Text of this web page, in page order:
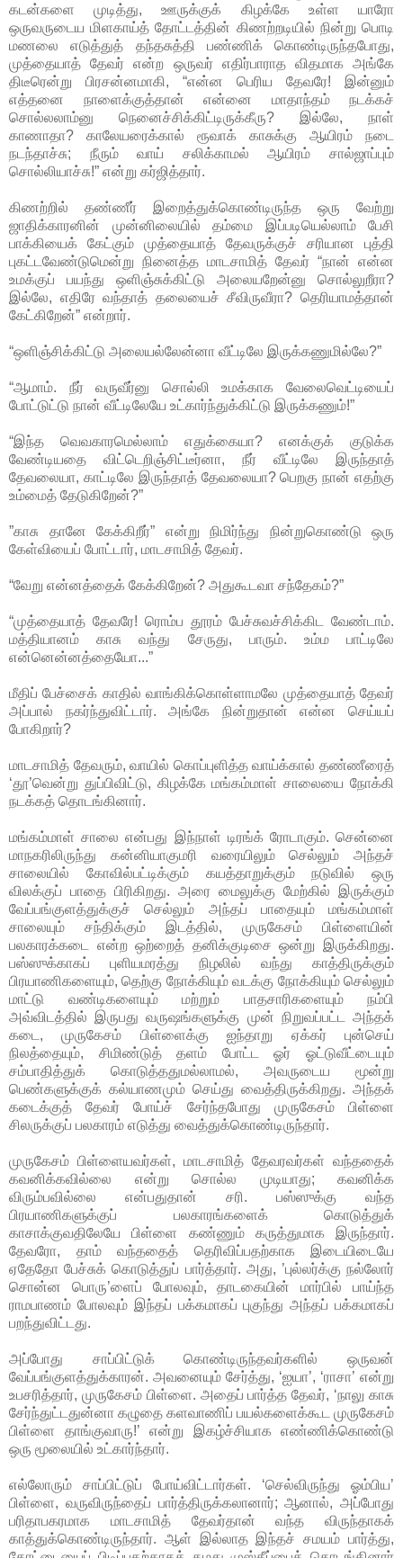
கடன்களை முடித்து, ஊருக்குக் கிழக்கே உள்ள யாரோ
ஒருவருடைய மிளகாய்த் தோட்டத்தின் கிணற்றடியில் நின்று பொடி
மணலை எடுத்துத் தந்தசுத்தி பண்ணிக் கொண்டிருந்தபோது,
முத்தையாத் தேவர் என்ற ஒருவர் எதிர்பாராத விதமாக அங்கே
திடீரென்று பிரசன்னமாகி, “என்ன பெரிய தேவரே! இன்னும்
எத்தனை நாளைக்குத்தான் என்னை மாதாந்தம் நடக்கச்
சொல்லலாம்னு நெனைச்சிக்கிட்டிருக்கீரு? இல்லே, நாள்
காணாதா? காலேயரைக்கால் ரூவாக் காசுக்கு ஆயிரம் நடை
நடந்தாச்சு; நீரும் வாய் சலிக்காமல் ஆயிரம் சால்ஜாப்பும்
சொல்லியாச்சு!” என்று கர்ஜித்தார்.
கிணற்றில் தண்ணீர் இறைத்துக்கொண்டிருந்த ஒரு வேற்று
ஜாதிக்காரனின் முன்னிலையில் தம்மை இப்படியெல்லாம் பேசி
பாக்கியைக் கேட்கும் முத்தையாத் தேவருக்குச் சரியான புத்தி
புகட்டவேண்டுமென்று நினைத்த மாடசாமித் தேவர் “நான் என்ன
உமக்குப் பயந்து ஒளிஞ்சுக்கிட்டு அலையறேன்னு சொல்லுறீரா?
இல்லே, எதிரே வந்தாத் தலையைச் சீவிருவீரா? தெரியாமத்தான்
கேட்கிறேன்” என்றார்.
“ஒளிஞ்சிக்கிட்டு அலையல்லேன்னா வீட்டிலே இருக்கணுமில்லே?”
“ஆமாம். நீர் வருவீர்னு சொல்லி உமக்காக வேலைவெட்டியைப்
போட்டுட்டு நான் வீட்டிலேயே உட்கார்ந்துக்கிட்டு இருக்கணும்!”
“இந்த வெவகாரமெல்லாம் எதுக்கையா? எனக்குக் குடுக்க
வேண்டியதை விட்டெறிஞ்சிட்டீர்னா, நீர் வீட்டிலே இருந்தாத்
தேவலையா, காட்டிலே இருந்தாத் தேவலையா? பெறகு நான் எதற்கு
உம்மைத் தேடுகிறேன்?”
”காசு தானே கேக்கிறீர்” என்று நிமிர்ந்து நின்றுகொண்டு ஒரு
கேள்வியைப் போட்டார், மாடசாமித் தேவர்.
“வேறு என்னத்தைக் கேக்கிறேன்? அதுகூடவா சந்தேகம்?”
“முத்தையாத் தேவரே! ரொம்ப தூரம் பேச்சுவச்சிக்கிட வேண்டாம்.
மத்தியானம் காசு வந்து சேருது, பாரும். உம்ம பாட்டிலே
என்னென்னத்தையோ...”
மீதிப் பேச்சைக் காதில் வாங்கிக்கொள்ளாமலே முத்தையாத் தேவர்
அப்பால் நகர்ந்துவிட்டார். அங்கே நின்றுதான் என்ன செய்யப்
போகிறார்?
மாடசாமித் தேவரும், வாயில் கொப்புளித்த வாய்க்கால் தண்ணீரைத்
‘தூ’வென்று துப்பிவிட்டு, கிழக்கே மங்கம்மாள் சாலையை நோக்கி
நடக்கத் தொடங்கினார்.
மங்கம்மாள் சாலை என்பது இந்நாள் டிரங்க் ரோடாகும். சென்னை
மாநகரிலிருந்து கன்னியாகுமரி வரையிலும் செல்லும் அந்தச்
சாலையில் கோவில்பட்டிக்கும் கயத்தாறுக்கும் நடுவில் ஒரு
விலக்குப் பாதை பிரிகிறது. அரை மைலுக்கு மேற்கில் இருக்கும்
வேப்பங்குளத்துக்குச் செல்லும் அந்தப் பாதையும் மங்கம்மாள்
சாலையும் சந்திக்கும் இடத்தில், முருகேசம் பிள்ளையின்
பலகாரக்கடை என்ற ஒற்றைத் தனிக்குடிசை ஒன்று இருக்கிறது.
பஸ்ஸுக்காகப் புளியமரத்து நிழலில் வந்து காத்திருக்கும்
பிரயாணிகளையும், தெற்கு நோக்கியும் வடக்கு நோக்கியும் செல்லும்
மாட்டு வண்டிகளையும் மற்றும் பாதசாரிகளையும் நம்பி
அவ்விடத்தில் இருபது வருஷங்களுக்கு முன் நிறுவப்பட்ட அந்தக்
கடை, முருகேசம் பிள்ளைக்கு ஐந்தாறு ஏக்கர் புன்செய்
நிலத்தையும், சிமிண்டுத் தளம் போட்ட ஓர் ஓட்டுவீட்டையும்
சம்பாதித்துக் கொடுத்ததுமல்லாமல், அவருடைய மூன்று
பெண்களுக்குக் கல்யாணமும் செய்து வைத்திருக்கிறது. அந்தக்
கடைக்குத் தேவர் போய்ச் சேர்ந்தபோது முருகேசம் பிள்ளை
சிலருக்குப் பலகாரம் எடுத்து வைத்துக்கொண்டிருந்தார்.
முருகேசம் பிள்ளையவர்கள், மாடசாமித் தேவரவர்கள் வந்ததைக்
கவனிக்கவில்லை என்று சொல்ல முடியாது; கவனிக்க
விரும்பவில்லை என்பதுதான் சரி. பஸ்ஸுக்கு வந்த
பிரயாணிகளுக்குப் பலகாரங்களைக் கொடுத்துக்
காசாக்குவதிலேயே பிள்ளை கண்ணும் கருத்துமாக இருந்தார்.
தேவரோ, தாம் வந்ததைத் தெரிவிப்பதற்காக இடையிடையே
ஏதேதோ பேச்சுக் கொடுத்துப் பார்த்தார். அது, ’புல்லர்க்கு நல்லோர்
சொன்ன பொரு’ளைப் போலவும், தாடகையின் மார்பில் பாய்ந்த
ராமபாணம் போலவும் இந்தப் பக்கமாகப் புகுந்து அந்தப் பக்கமாகப்
பறந்துவிட்டது.
அப்போது சாப்பிட்டுக் கொண்டிருந்தவர்களில் ஒருவன்
வேப்பங்குளத்துக்காரன். அவனையும் சேர்த்து, ‘ஐயா’, ‘ராசா’ என்று
உபசரித்தார், முருகேசம் பிள்ளை. அதைப் பார்த்த தேவர், ‘நாலு காசு
சேர்ந்துட்டதுன்னா கழுதை களவாணிப் பயல்களைக்கூட முருகேசம்
பிள்ளை தாங்குவாரு!’ என்று இகழ்ச்சியாக எண்ணிக்கொண்டு
ஒரு மூலையில் உட்கார்ந்தார்.
எல்லோரும் சாப்பிட்டுப் போய்விட்டார்கள். ‘செல்விருந்து ஓம்பிய’
பிள்ளை, வருவிருந்தைப் பார்த்திருக்கலானார்; ஆனால், அப்போது
பரிதாபகரமாக மாடசாமித் தேவர்தான் வந்த விருந்தாகக்
காத்துக்கொண்டிருந்தார். ஆள் இல்லாத இந்தச் சமயம் பார்த்து,